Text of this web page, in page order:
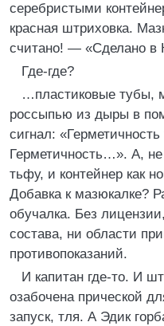
серебристыми
красная штриховка.
считано! — «Сделано в
Где-где?
…пластиковые тубы,
россыпью из дыры в
сигнал:
Герметичность…». А,
тьфу, и контейнер как
Добавка к мазюкалке?
обучалка. Без
состава, ни области
противопоказаний.
И капитан где-то. И
озабочена прической
запуск, тля. А Эдик